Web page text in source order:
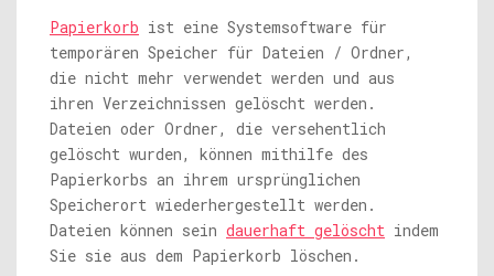
Papierkorb ist eine Systemsoftware für
temporären Speicher für Dateien / Ordner,
die nicht mehr verwendet werden und aus
ihren Verzeichnissen gelöscht werden.
Dateien oder Ordner, die versehentlich
gelöscht wurden, können mithilfe des
Papierkorbs an ihrem ursprünglichen
Speicherort wiederhergestellt werden.
Dateien können sein dauerhaft gelöscht indem
Sie sie aus dem Papierkorb löschen.